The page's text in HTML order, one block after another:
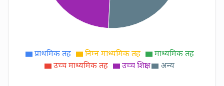
प्राथमिक तह निम्न माध्यमिक तह
माध्यमिक तह
उच्च माध्यमिक तह
उच्च शिक्षा अन्य